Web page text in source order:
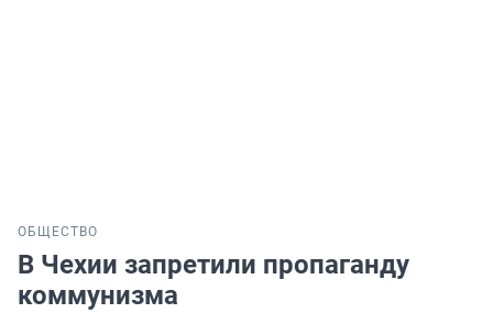
ОБЩЕСТВО
В Чехии запретили пропаганду
коммунизма